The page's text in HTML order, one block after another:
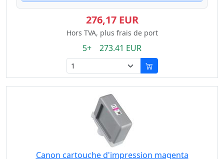
276,17 EUR
Hors TVA, plus frais de port
5+ 273.41 EUR
Canon cartouche d'impression magenta